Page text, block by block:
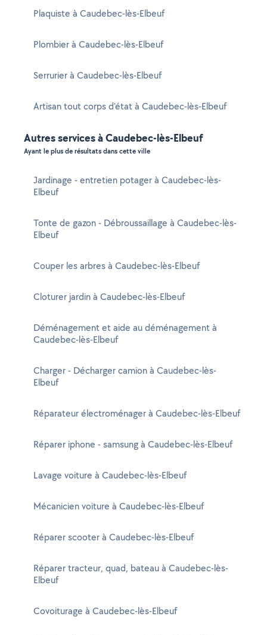
Plaquiste à Caudebec-lès-Elbeuf
Plombier à Caudebec-lès-Elbeuf
Serrurier à Caudebec-lès-Elbeuf
Artisan tout corps d'état à Caudebec-lès-Elbeuf
Autres services à Caudebec-lès-Elbeuf
Ayant le plus de résultats dans cette ville
Jardinage - entretien potager à Caudebec-lès-
Elbeuf
Tonte de gazon - Débroussaillage à Caudebec-lès-
Elbeuf
Couper les arbres à Caudebec-lès-Elbeuf
Cloturer jardin à Caudebec-lès-Elbeuf
Déménagement et aide au déménagement à
Caudebec-lès-Elbeuf
Charger - Décharger camion à Caudebec-lès-
Elbeuf
Réparateur électroménager à Caudebec-lès-Elbeuf
Réparer iphone - samsung à Caudebec-lès-Elbeuf
Lavage voiture à Caudebec-lès-Elbeuf
Mécanicien voiture à Caudebec-lès-Elbeuf
Réparer scooter à Caudebec-lès-Elbeuf
Réparer tracteur, quad, bateau à Caudebec-lès-
Elbeuf
Covoiturage à Caudebec-lès-Elbeuf